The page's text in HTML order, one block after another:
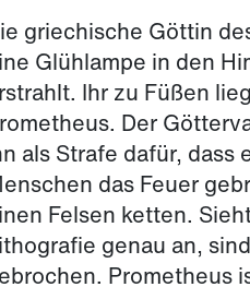
griechische Göttin
Glühlampe in den
Ihr zu Füßen
Der
als Strafe dafür, dass
das Feuer
Felsen ketten.
genau an,
Prometheus